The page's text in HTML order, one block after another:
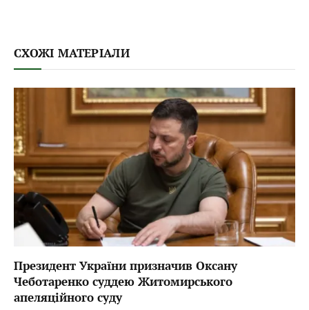
СХОЖІ МАТЕРІАЛИ
Президент України призначив Оксану
Чеботаренко суддею Житомирського
апеляційного суду